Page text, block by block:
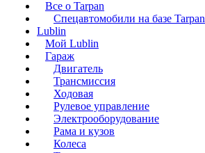
Все о Tarpan
Спецавтомобили на базе Tarpan
Lublin
Мой Lublin
Гараж
Двигатель
Трансмиссия
Ходовая
Рулевое управление
Электрооборудование
Рама и кузов
Колеса